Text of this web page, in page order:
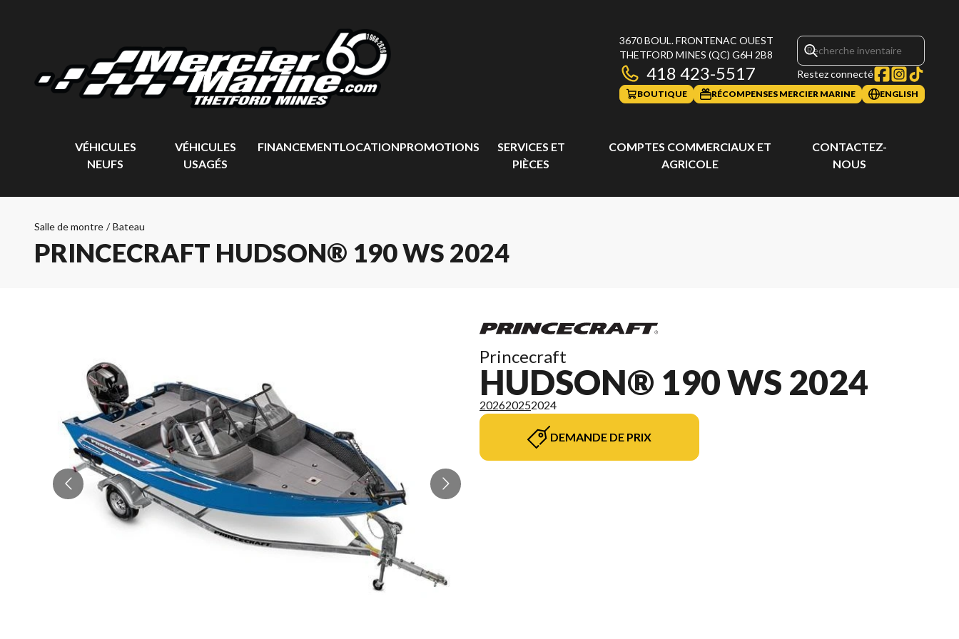
3670 BOUL. FRONTENAC OUEST
THETFORD MINES (QC) G6H 2B8
418 423-5517 Restez connecté
BOUTIQUE RÉCOMPENSES MERCIER MARINE ENGLISH
VÉHICULES
NEUFS
VÉHICULES
USAGÉS
FINANCEMENTLOCATIONPROMOTIONS
SERVICES ET
PIÈCES
COMPTES COMMERCIAUX ET
AGRICOLE
CONTACTEZ-
NOUS
Salle de montre / Bateau
PRINCECRAFT HUDSON® 190 WS 2024
Princecraft
HUDSON® 190 WS 2024
202620252024
DEMANDE DE PRIX